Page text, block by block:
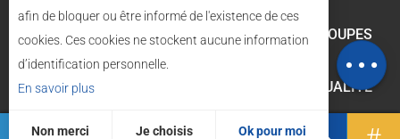
Carte
ESPACE PRO SÉMINAIRES/GROUPES
LABELS ET QUALITÉ
afin de bloquer ou être informé de l'existence de ces
cookies. Ces cookies ne stockent aucune information
d’identification personnelle.
En savoir plus
Non merci Je choisis Ok pour moi